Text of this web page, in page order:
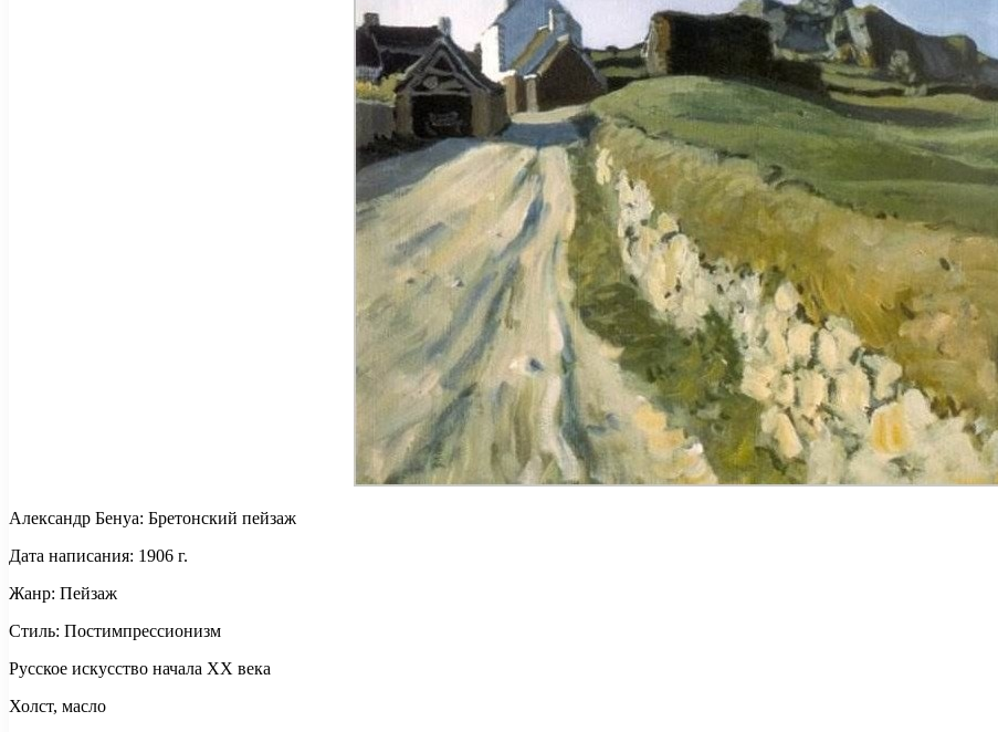
Александр Бенуа: Бретонский пейзаж
Дата написания: 1906 г.
Жанр: Пейзаж
Стиль: Постимпрессионизм
Русское искусство начала XX века
Холст, масло